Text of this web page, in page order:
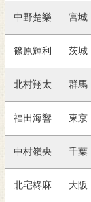
中野楚樂 宮城
篠原輝利 茨城
北村翔太 群馬
福田海響 東京
中村嶺央 千葉
北宅柊麻 大阪